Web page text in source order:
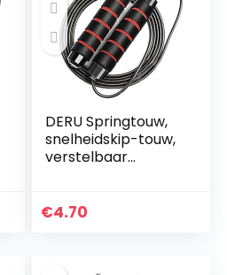
DERU Springtouw,
snelheidskip-touw,
verstelbaar
wirwarvrij, lengte
€4.70